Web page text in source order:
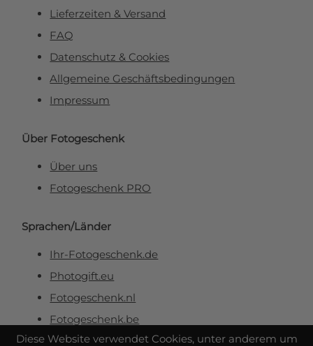
Diese Website verwendet Cookies, unter anderem um
Lieferzeiten & Versand
FAQ
Datenschutz & Cookies
Allgemeine Geschäftsbedingungen
Impressum
Über Fotogeschenk
Über uns
Fotogeschenk PRO
Sprachen/Länder
Ihr-Fotogeschenk.de
Photogift.eu
Fotogeschenk.nl
Fotogeschenk.be